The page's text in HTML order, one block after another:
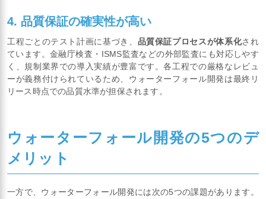
4. 品質保証の確実性が高い
工程ごとのテスト計画に基づき、 品質保証プロセスが体系化され
ています。金融庁検査・ISMS監査などの外部監査にも対応しやす
く、規制業界での導入実績が豊富です。各工程での厳格なレビュ
ーが義務付けられているため、ウォーターフォール開発は最終リ
リース時点での品質水準が担保されます。
ウォーターフォール開発の5つのデ
メリット
一方で、ウォーターフォール開発には次の5つの課題があります。